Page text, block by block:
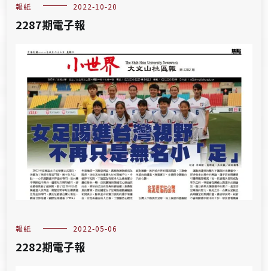
報紙 2022-10-20
2287期電子報
報紙 2022-05-06
2282期電子報